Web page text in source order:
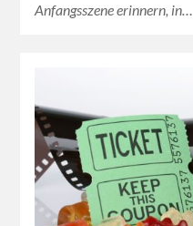
Anfangsszene erinnern, in…